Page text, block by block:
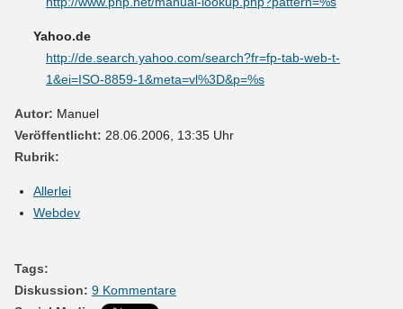
Yahoo.de
http://de.search.yahoo.com/search?fr=fp-tab-web-t-
1&ei=ISO-8859-1&meta=vl%3D&p=%s
Autor: Manuel
Veröffentlicht: 28.06.2006, 13:35 Uhr
Rubrik:
Allerlei
Webdev
Tags:
Diskussion: 9 Kommentare